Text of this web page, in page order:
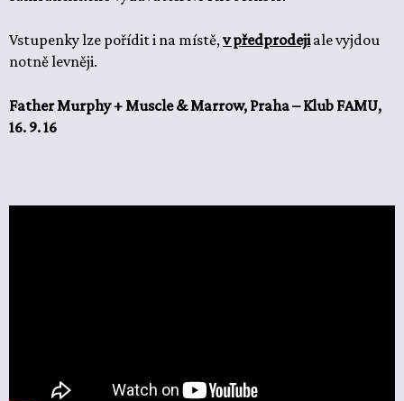
Vstupenky lze pořídit i na místě,v předprodejiale vyjdou
notně levněji.
Father Murphy + Muscle & Marrow, Praha – Klub FAMU,
16. 9. 16